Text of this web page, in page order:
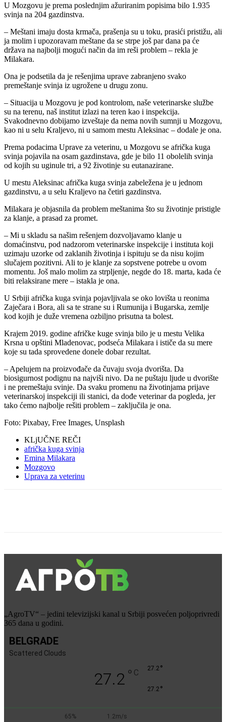
U Mozgovu je prema poslednjim ažuriranim popisima bilo 1.935
svinja na 204 gazdinstva.
– Meštani imaju dosta krmača, prašenja su u toku, prasići pristižu, ali
ja molim i upozoravam meštane da se strpe još par dana pa će
država na najbolji mogući način da im reši problem – rekla je
Milakara.
Ona je podsetila da je rešenjima uprave zabranjeno svako
premeštanje svinja iz ugrožene u drugu zonu.
– Situacija u Mozgovu je pod kontrolom, naše veterinarske službe
su na terenu, naš institut izlazi na teren kao i inspekcija.
Svakodnevno dobijamo izveštaje da nema novih sumnji u Mozgovu,
kao ni u selu Kraljevo, ni u samom mestu Aleksinac – dodale je ona.
Prema podacima Uprave za veterinu, u Mozgovu se afrička kuga
svinja pojavila na osam gazdinstava, gde je bilo 11 obolelih svinja
od kojih su uginule tri, a 92 životinje su eutanazirane.
U mestu Aleksinac afrička kuga svinja zabeležena je u jednom
gazdinstvu, a u selu Kraljevo na četiri gazdinstva.
Milakara je objasnila da problem meštanima što su životinje pristigle
za klanje, a prasad za promet.
– Mi u skladu sa našim rešenjem dozvoljavamo klanje u
domaćinstvu, pod nadzorom veterinarske inspekcije i instituta koji
uzimaju uzorke od zaklanih životinja i ispituju se da nisu kojim
slučajem pozitivni. Ali to je klanje za sopstvene potrebe u ovom
momentu. Još malo molim za strpljenje, negde do 18. marta, kada će
biti relaksirane mere – istakla je ona.
U Srbiji afrička kuga svinja pojavljivala se oko lovišta u reonima
Zaječara i Bora, ali sa te strane su i Rumunija i Bugarska, zemlje
kod kojih je duže vremena ozbiljno prisutna ta bolest.
Krajem 2019. godine afričke kuge svinja bilo je u mestu Velika
Krsna u opštini Mladenovac, podseća Milakara i ističe da su mere
koje su tada sprovedene donele dobar rezultat.
– Apelujem na proizvođače da čuvaju svoja dvorišta. Da
biosigurnost podignu na najviši nivo. Da ne puštaju ljude u dvorište
i ne premeštaju svinje. Da svaku promenu na životinjama prijave
veterinarskoj inspekciji ili stanici, da dođe veterinar da pogleda, jer
tako ćemo najbolje rešiti problem – zaključila je ona.
Foto: Pixabay, Free Images, Unsplash
KLjUČNE REČI
afrička kuga svinja
Emina Milakara
Mozgovo
Uprava za veterinu
„AgroTV“ – jedini televizijski kanal u Srbiji posvećen poljoprivredi
365 dana u godini.
BELGRADE
Scattered Clouds
27.2 ° C 27.2 °
27.2 °
65% 1.2m/s